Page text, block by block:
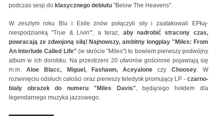
podczas sesji do klasycznego debiutu "Below The Heavens".
W zeszłym roku Blu i Exile znów połączyli siły i zaatakowali EPką-
niespodzianką "True & Livin'", a teraz, aby nadrobić stracony czas,
powracają ze zdwojoną siłą! Najnowszy, ambitny longplay "Miles: From
An Interlude Called Life" (w skrócie "Miles") to bowiem pierwszy podwójny
album w ich dorobku. Na przestrzeni 20 utworów gościnnie pojawiają się
m.in.Aloe Blacc, Miguel, Fashawn, Aceyalone czy Choosey. W
rozwinięciu odsłuch całości oraz pierwszy teledysk promujący LP - czarno-
biały obrazek do numeru "Miles Davis", będącego hołdem dla
legendarnego muzyka jazzowego.